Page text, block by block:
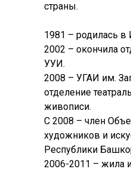
страны.
1981 – родилась
2002 – окончила
УУИ.
2008 – УГАИ им.
отделение
живописи.
С 2008 – член
художников и
Республики
2006-2011 – жила